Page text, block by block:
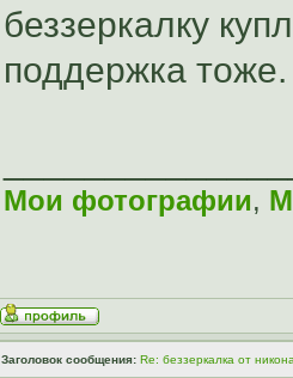
беззеркалку
поддержка тоже.
Мои фотографии,
Заголовок сообщения: Re: беззеркалка от